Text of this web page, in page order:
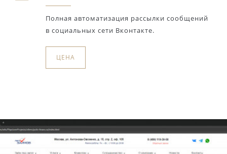
Полная автоматизация рассылки сообщений
в социальных сети Вконтакте.
ЦЕНА